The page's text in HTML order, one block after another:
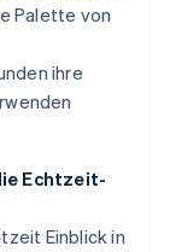
Palette von
ihre
Echtzeit-
Einblick in